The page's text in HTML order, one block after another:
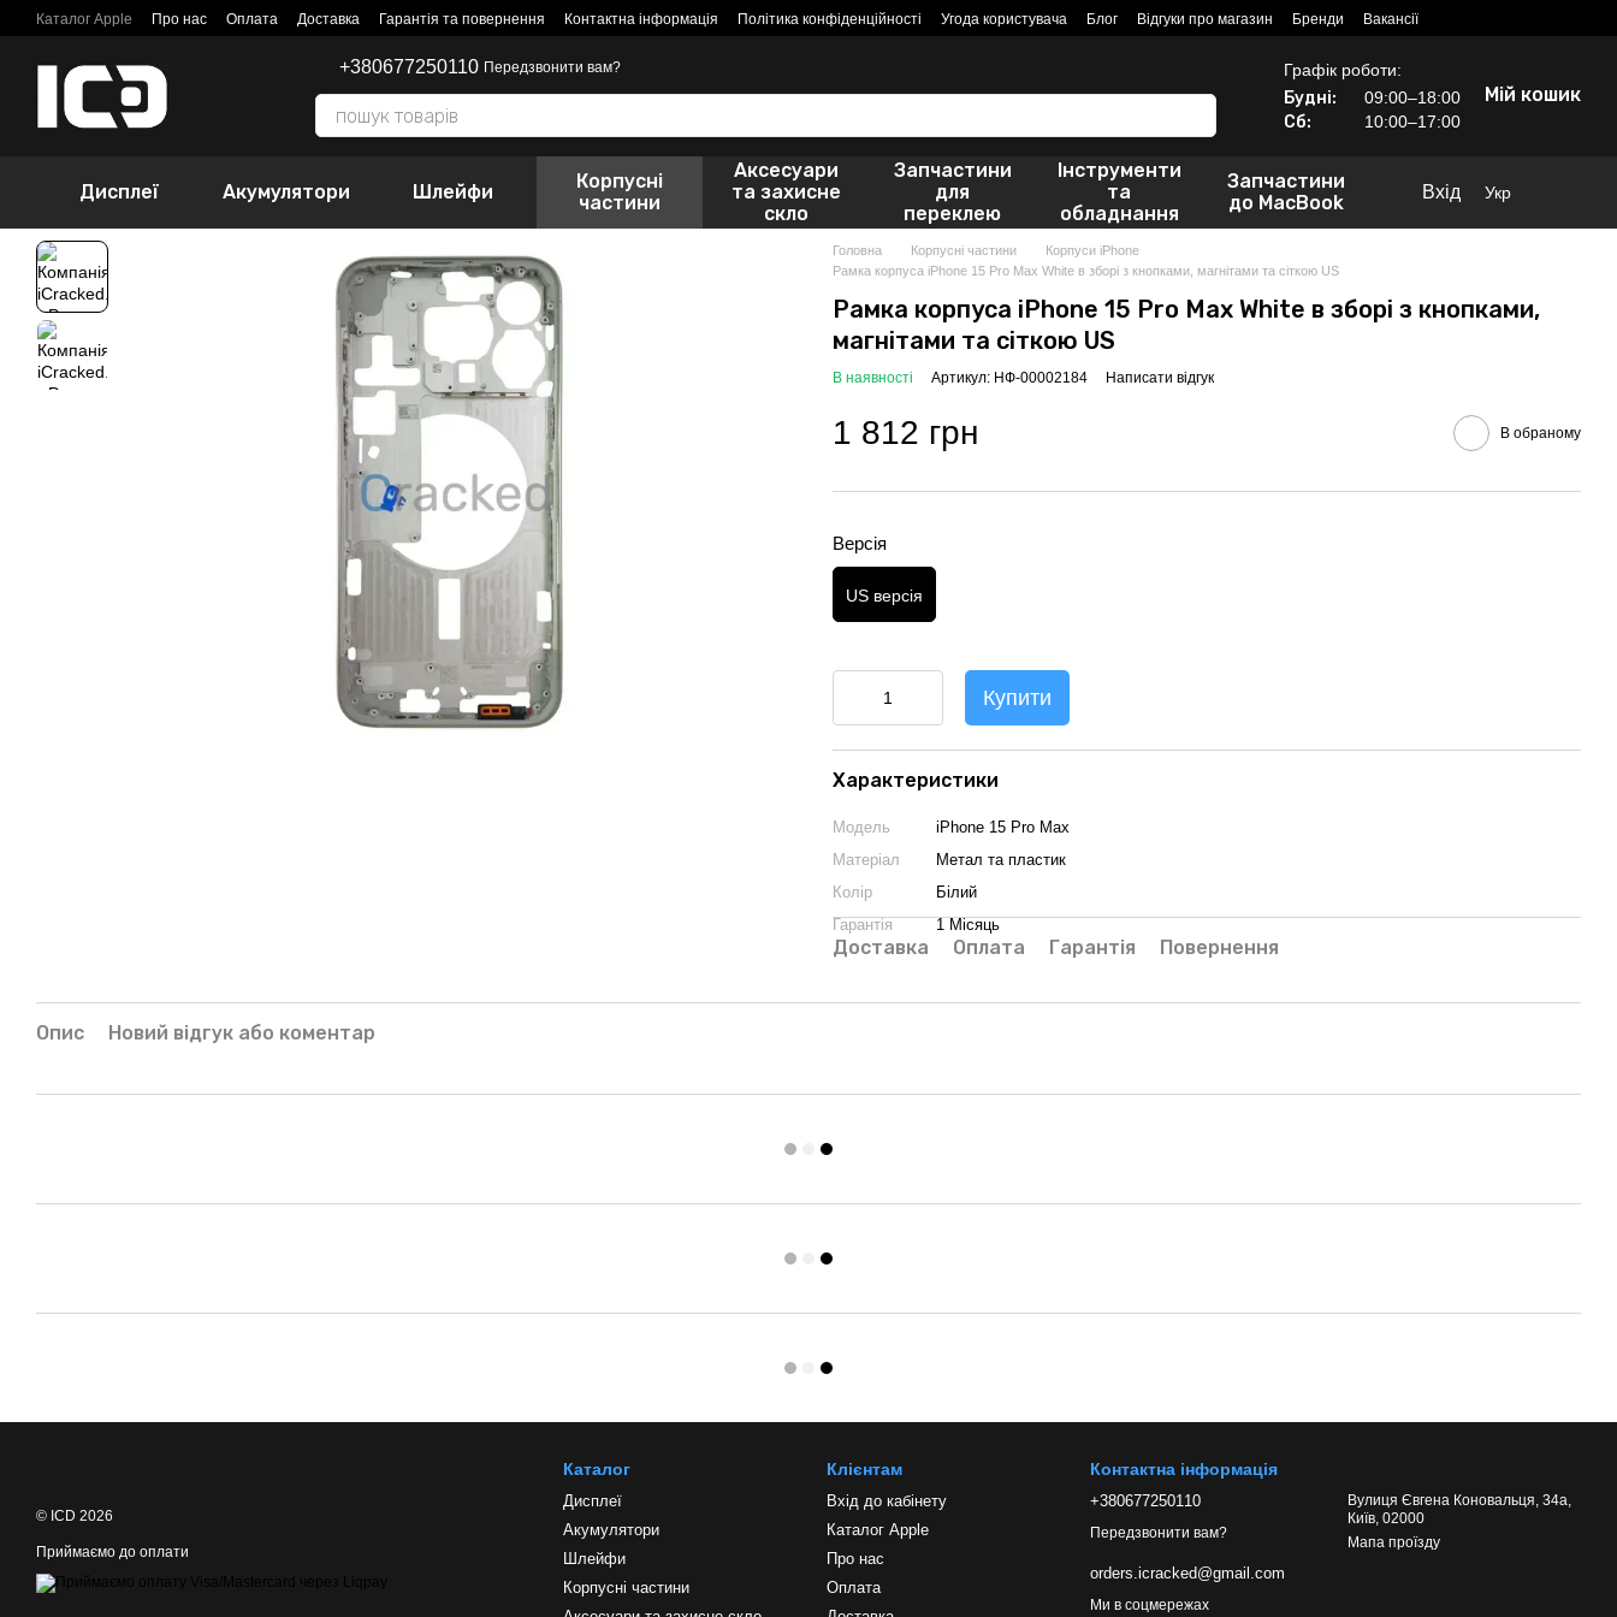
Перейти до основного контенту
Каталог Apple Про нас Оплата Доставка Гарантія та повернення Контактна інформація Політика конфіденційності Угода користувача Блог Відгуки про магазин Бренди Вакансії
+380677250110 Передзвонити вам? Графік роботи:
Будні: 09:00–18:00
Сб: 10:00–17:00
Мій кошик
Дисплеї Акумулятори Шлейфи
Корпусні
частини
Аксесуари
та захисне
скло
Запчастини
для
переклею
Інструменти
та
обладнання
Запчастини
до MacBook
Вхід Укр
Головна Корпусні частини
Корпуси iPhone
Рамка корпуса iPhone 15 Pro Max White в зборі з кнопками, магнітами та сіткою US
Рамка корпуса iPhone 15 Pro Max White в зборі з кнопками,
магнітами та сіткою US
В наявності Артикул: НФ-00002184 Написати відгук
1 812 грн В обраному
Версія
US версія
Купити
Характеристики
Модель
iPhone 15 Pro Max
Матеріал
Метал та пластик
Колір
Білий
Гарантія
1 Місяць
Доставка Оплата Гарантія Повернення
Опис Новий відгук або коментар
© ICD 2026
Приймаємо до оплати
Каталог
Дисплеї
Акумулятори
Шлейфи
Корпусні частини
Клієнтам
Вхід до кабінету
Каталог Apple
Про нас
Оплата
Контактна інформація
+380677250110
Передзвонити вам?
orders.icracked@gmail.com
Вулиця Євгена Коновальця, 34а,
Київ, 02000
Мапа проїзду
Ми в соцмережах